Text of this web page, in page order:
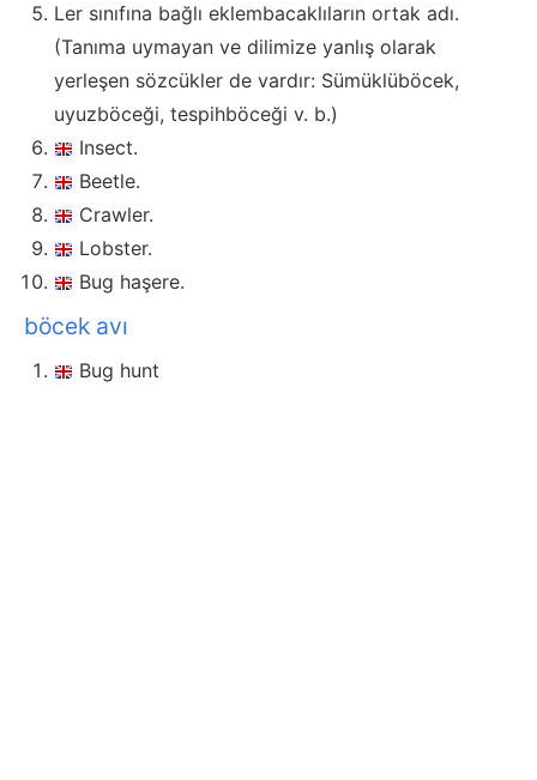
Ler sınıfına bağlı eklembacaklıların ortak adı.
(Tanıma uymayan ve dilimize yanlış olarak
yerleşen sözcükler de vardır: Sümüklüböcek,
uyuzböceği, tespihböceği v. b.)
Insect.
Beetle.
Crawler.
Lobster.
Bug haşere.
böcek avı
Bug hunt